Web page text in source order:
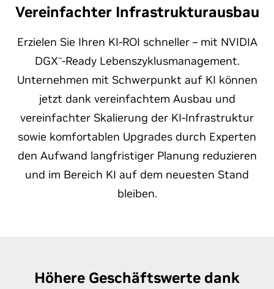
Vereinfachter Infrastrukturausbau
Erzielen Sie Ihren KI-ROI schneller – mit NVIDIA
DGX™-Ready Lebenszyklusmanagement.
Unternehmen mit Schwerpunkt auf KI können
jetzt dank vereinfachtem Ausbau und
vereinfachter Skalierung der KI-Infrastruktur
sowie komfortablen Upgrades durch Experten
den Aufwand langfristiger Planung reduzieren
und im Bereich KI auf dem neuesten Stand
bleiben.
Höhere Geschäftswerte dank